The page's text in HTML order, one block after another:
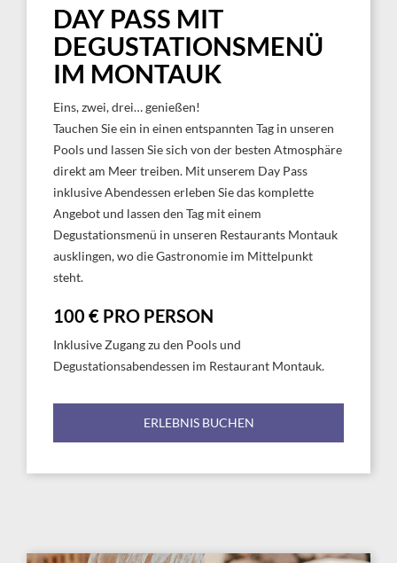
DAY PASS MIT
DEGUSTATIONSMENÜ
IM MONTAUK
Eins, zwei, drei… genießen!
Tauchen Sie ein in einen entspannten Tag in unseren
Pools und lassen Sie sich von der besten Atmosphäre
direkt am Meer treiben. Mit unserem Day Pass
inklusive Abendessen erleben Sie das komplette
Angebot und lassen den Tag mit einem
Degustationsmenü in unseren Restaurants Montauk
ausklingen, wo die Gastronomie im Mittelpunkt
steht.
100 € PRO PERSON
Inklusive Zugang zu den Pools und
Degustationsabendessen im Restaurant Montauk.
ERLEBNIS BUCHEN